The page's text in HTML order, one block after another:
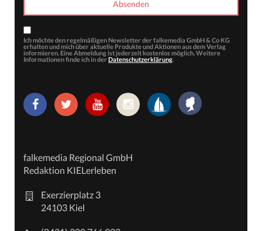
Ich möchte den regelmäßigen Newsletter der falkemedia GmbH & Co KG
erhalten und mich über aktuelle Produkte und Aktionen aus dem Verlag
informieren. Eine Abmeldung ist jederzeit kostenlos möglich. Weitere
Informationen finde ich in der Datenschutzerklärung.
falkemedia Regional GmbH
Redaktion KIELerleben
Exerzierplatz 3
24103 Kiel